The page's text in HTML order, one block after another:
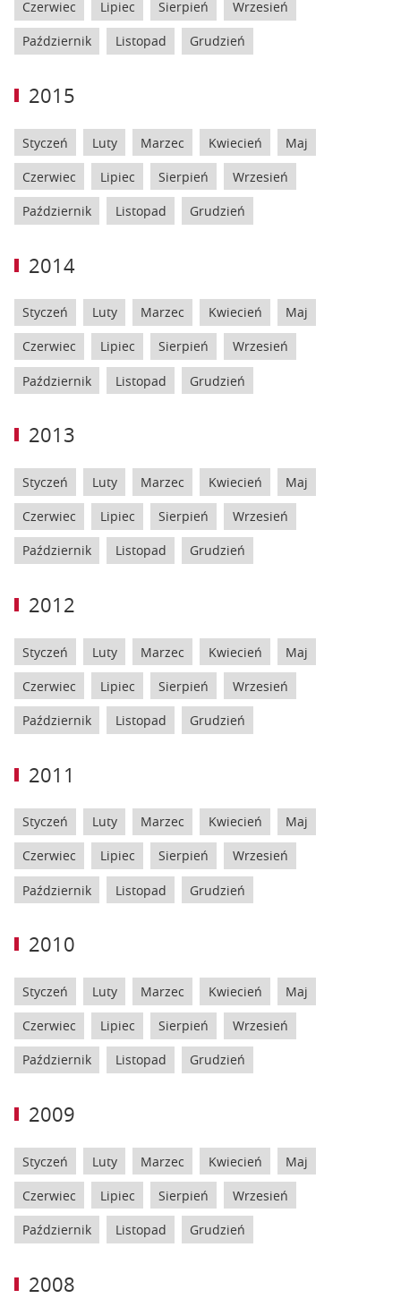
Czerwiec Lipiec Sierpień Wrzesień
Październik Listopad Grudzień
2015
Styczeń Luty Marzec Kwiecień Maj
Czerwiec Lipiec Sierpień Wrzesień
Październik Listopad Grudzień
2014
Styczeń Luty Marzec Kwiecień Maj
Czerwiec Lipiec Sierpień Wrzesień
Październik Listopad Grudzień
2013
Styczeń Luty Marzec Kwiecień Maj
Czerwiec Lipiec Sierpień Wrzesień
Październik Listopad Grudzień
2012
Styczeń Luty Marzec Kwiecień Maj
Czerwiec Lipiec Sierpień Wrzesień
Październik Listopad Grudzień
2011
Styczeń Luty Marzec Kwiecień Maj
Czerwiec Lipiec Sierpień Wrzesień
Październik Listopad Grudzień
2010
Styczeń Luty Marzec Kwiecień Maj
Czerwiec Lipiec Sierpień Wrzesień
Październik Listopad Grudzień
2009
Styczeń Luty Marzec Kwiecień Maj
Czerwiec Lipiec Sierpień Wrzesień
Październik Listopad Grudzień
2008